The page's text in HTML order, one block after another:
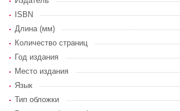
ISBN
Длина (мм)
Количество страниц
Год издания
Место издания
Язык
Тип обложки